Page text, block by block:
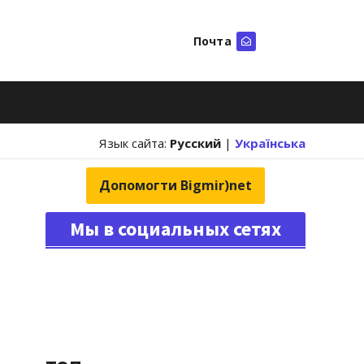
Почта
Язык сайта: Русский | Українська
Допомогти Bigmir)net
Мы в социальных сетях